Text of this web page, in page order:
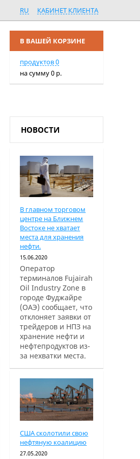
НОВОСТИ
В главном торговом
центре на Ближнем
Востоке не хватает
места для хранения
нефти.
15.06.2020
Оператор
терминалов Fujairah
Oil Industry Zone в
городе Фуджайре
(ОАЭ) сообщает, что
отклоняет заявки от
трейдеров и НПЗ на
хранение нефти и
нефтепродуктов из-
за нехватки места.
США сколотили свою
нефтяную коалицию
27.05.2020
RU КАБИНЕТ КЛИЕНТА
В ВАШЕЙ КОРЗИНЕ
ПЕРЕЙТИ В КОРЗИНУ
продуктов0
на сумму0 р.